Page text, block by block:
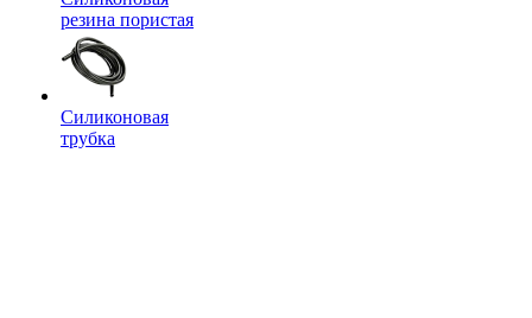
резина пористая
Силиконовая
трубка